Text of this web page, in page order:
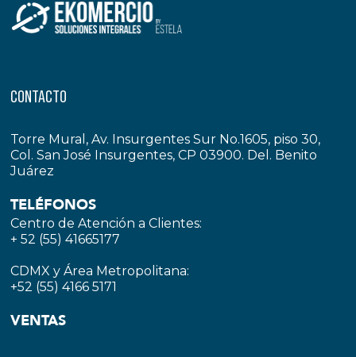
CONTACTO
Torre Mural, Av. Insurgentes Sur No.1605, piso 30,
Col. San José Insurgentes, CP 03900. Del. Benito
Juárez
TELÉFONOS
Centro de Atención a Clientes:
+ 52 (55) 41665177
CDMX y Área Metropolitana:
+52 (55) 4166 5171
VENTAS